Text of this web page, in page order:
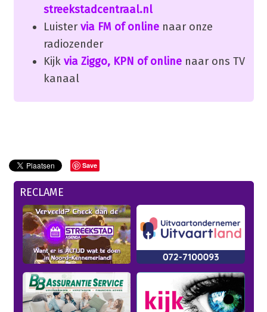
streekstadcentraal.nl
Luister via FM of onlinenaar onze
radiozender
Kijk via Ziggo, KPN of onlinenaar ons TV
kanaal
Save
RECLAME